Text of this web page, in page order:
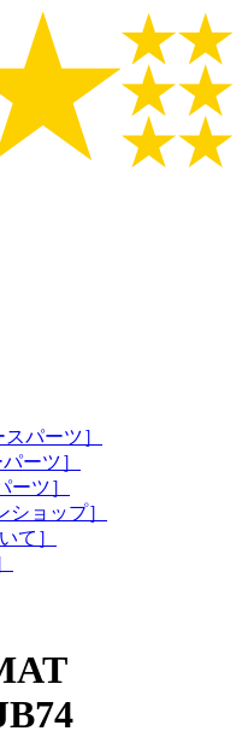
スパーツ］
ーツ］
ーツ］
ショップ］
て］